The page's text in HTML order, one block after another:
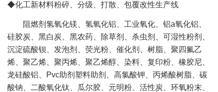
◆化工新材料粉碎、分级、打散、包覆改性生产线
阻燃剂氢氧化镁、氢氧化铝、工业氧化、铝a氧化铝、
硅胶炭、黑白炭、黑农药、除草剂、杀虫剂、可湿性粉剂、
沉淀硫酸钡、发泡剂、荧光粉、催化剂、树脂、聚四氟乙
烯、聚乙烯、聚丙烯、聚乙烯醇、染料、复印粉、橡胶尼、
龙硅酸铝、Pvc助剂塑料助剂、高氯酸钾、丙烯酸树脂、碳
酸钠、二酸氧化钛、瓜尔胶、元明粉、活性炭、环氧粉末、